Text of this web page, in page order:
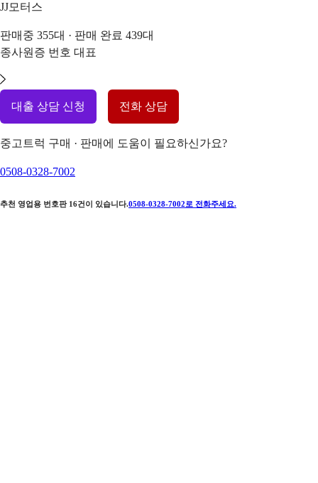
JJ모터스
판매중 355대 · 판매 완료 439대
종사원증 번호 대표
대출 상담 신청 전화 상담
중고트럭 구매 · 판매에 도움이 필요하신가요?
0508-0328-7002
추천 영업용 번호판 16건이 있습니다.0508-0328-7002 로 전화주세요.